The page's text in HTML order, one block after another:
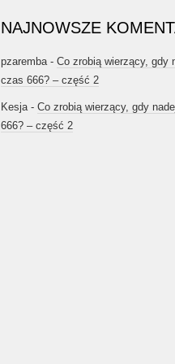
NAJNOWSZE
pzaremba - Co zrobią wierzący, gdy
czas 666? – część 2
Kesja - Co zrobią wierzący, gdy
666? – część 2